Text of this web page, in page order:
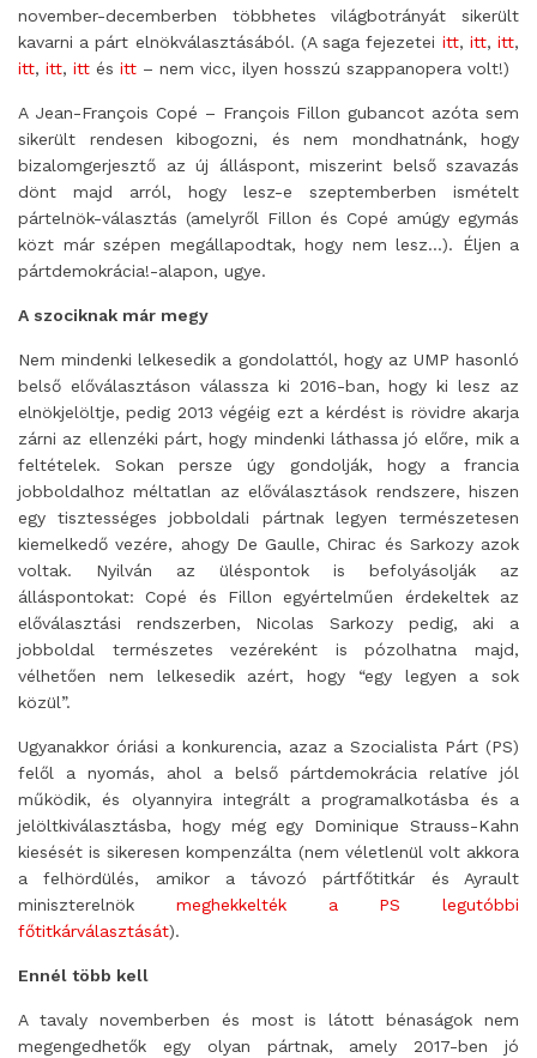
november-decemberben többhetes világbotrányát sikerült
kavarni a párt elnökválasztásából. (A saga fejezetei itt, itt,itt,
itt, itt, itt és itt – nem vicc, ilyen hosszú szappanopera volt!)
A Jean-François Copé – François Fillon gubancot azóta sem
sikerült rendesen kibogozni, és nem mondhatnánk, hogy
bizalomgerjesztő az új álláspont, miszerint belső szavazás
dönt majd arról, hogy lesz-e szeptemberben ismételt
pártelnök-választás (amelyről Fillon és Copé amúgy egymás
közt már szépen megállapodtak, hogy nem lesz…). Éljen a
pártdemokrácia!-alapon, ugye.
A szociknak már megy
Nem mindenki lelkesedik a gondolattól, hogy az UMP hasonló
belső előválasztáson válassza ki 2016-ban, hogy ki lesz az
elnökjelöltje, pedig 2013 végéig ezt a kérdést is rövidre akarja
zárni az ellenzéki párt, hogy mindenki láthassa jó előre, mik a
feltételek. Sokan persze úgy gondolják, hogy a francia
jobboldalhoz méltatlan az előválasztások rendszere, hiszen
egy tisztességes jobboldali pártnak legyen természetesen
kiemelkedő vezére, ahogy De Gaulle, Chirac és Sarkozy azok
voltak. Nyilván az üléspontok is befolyásolják az
álláspontokat: Copé és Fillon egyértelműen érdekeltek az
előválasztási rendszerben, Nicolas Sarkozy pedig, aki a
jobboldal természetes vezéreként is pózolhatna majd,
vélhetően nem lelkesedik azért, hogy “egy legyen a sok
közül”.
Ugyanakkor óriási a konkurencia, azaz a Szocialista Párt (PS)
felől a nyomás, ahol a belső pártdemokrácia relatíve jól
működik, és olyannyira integrált a programalkotásba és a
jelöltkiválasztásba, hogy még egy Dominique Strauss-Kahn
kiesését is sikeresen kompenzálta (nem véletlenül volt akkora
a felhördülés, amikor a távozó pártfőtitkár és Ayrault
miniszterelnök meghekkelték a PS legutóbbi
főtitkárválasztását).
Ennél több kell
A tavaly novemberben és most is látott bénaságok nem
megengedhetők egy olyan pártnak, amely 2017-ben jó